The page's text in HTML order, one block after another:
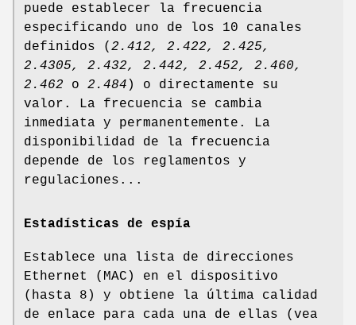
puede establecer la frecuencia
especificando uno de los 10 canales
definidos ( 2.412,
2.422, 2.425,
2.4305, 2.432, 2.442, 2.452, 2.460,
2.462 o 2.484 ) o directamente su
valor. La frecuencia se cambia
inmediata y permanentemente. La
disponibilidad de la frecuencia
depende de los reglamentos y
regulaciones...
Estadísticas de espía
Establece una lista de direcciones
Ethernet (MAC) en el dispositivo
(hasta 8) y obtiene la última calidad
de enlace para cada una de ellas (vea